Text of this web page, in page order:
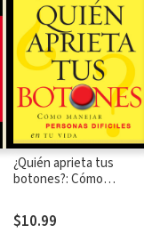
¿Quién aprieta tus
botones?: Cómo
en tu vida
$10.99